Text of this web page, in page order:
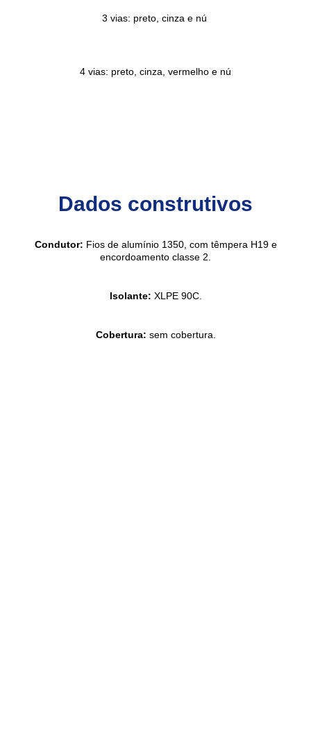
3 vias: preto, cinza e nú
4 vias: preto, cinza, vermelho e nú
Dados construtivos
Condutor: Fios de alumínio 1350, com têmpera H19 e
encordoamento classe 2.
Isolante: XLPE 90C.
Cobertura: sem cobertura.